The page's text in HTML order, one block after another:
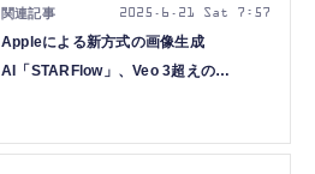
Appleによる新方式の画像生成
AI「STARFlow」、Veo 3超えの
（生成AIウィークリー）
2025.6.21 Sat 7:57